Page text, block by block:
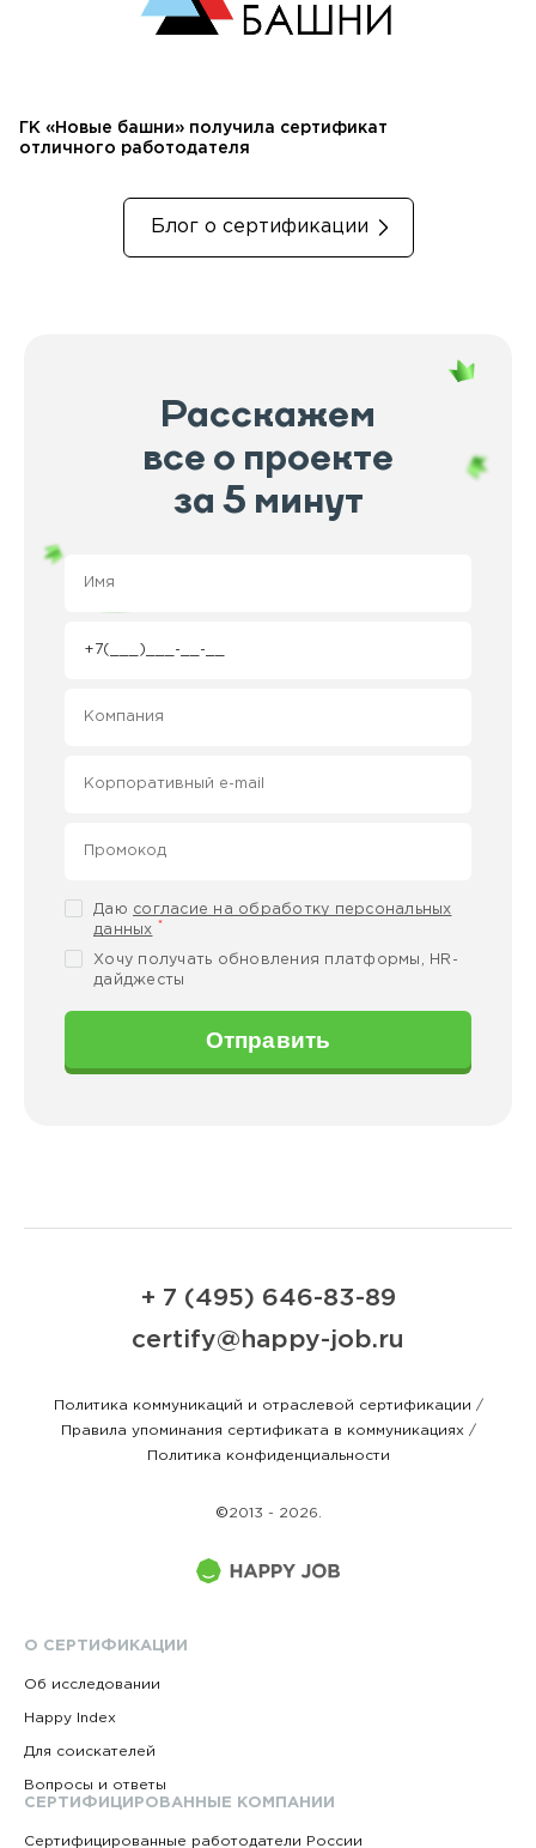
ГК «Новые башни» получила сертификат
отличного работодателя
Блог о сертификации
Расскажем
все о проекте
за 5 минут
Отправить
Даю согласие на обработку персональных
данных
*
Хочу получать обновления платформы, HR-
дайджесты
+ 7 (495) 646-83-89
certify@happy-job.ru
Политика коммуникаций и отраслевой сертификации /
Правила упоминания сертификата в коммуникациях /
Политика конфиденциальности
©2013 - 2026.
О СЕРТИФИКАЦИИ
Об исследовании
Happy Index
Для соискателей
Вопросы и ответы
СЕРТИФИЦИРОВАННЫЕ КОМПАНИИ
Сертифицированные работодатели России